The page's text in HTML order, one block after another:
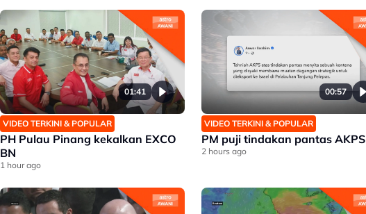
01:41
VIDEO TERKINI & POPULAR
PH Pulau Pinang kekalkan EXCO
BN
1 hour ago
00:57
VIDEO TERKINI & POPULAR
PM puji tindakan pantas AKPS
2 hours ago